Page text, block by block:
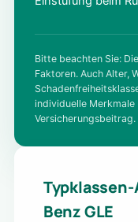
Bitte beachten Sie:
Faktoren. Auch Alter,
individuelle Merkmale
Versicherungsbeitrag.
Benz GLE